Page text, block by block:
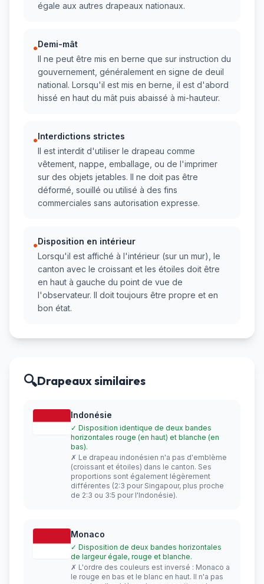
égale aux autres drapeaux nationaux.
•Demi-mât
Il ne peut être mis en berne que sur instruction du
gouvernement, généralement en signe de deuil
national. Lorsqu'il est mis en berne, il est d'abord
hissé en haut du mât puis abaissé à mi-hauteur.
•Interdictions strictes
Il est interdit d'utiliser le drapeau comme
vêtement, nappe, emballage, ou de l'imprimer
sur des objets jetables. Il ne doit pas être
déformé, souillé ou utilisé à des fins
commerciales sans autorisation expresse.
•Disposition en intérieur
Lorsqu'il est affiché à l'intérieur (sur un mur), le
canton avec le croissant et les étoiles doit être
en haut à gauche du point de vue de
l'observateur. Il doit toujours être propre et en
bon état.
🔍Drapeaux similaires
Indonésie
✓ Disposition identique de deux bandes
horizontales rouge (en haut) et blanche (en
bas).
✗ Le drapeau indonésien n'a pas d'emblème
(croissant et étoiles) dans le canton. Ses
proportions sont également légèrement
différentes (2:3 pour Singapour, plus proche
de 2:3 ou 3:5 pour l'Indonésie).
Monaco
✓ Disposition de deux bandes horizontales
de largeur égale, rouge et blanche.
✗ L'ordre des couleurs est inversé : Monaco a
le rouge en bas et le blanc en haut. Il n'a pas